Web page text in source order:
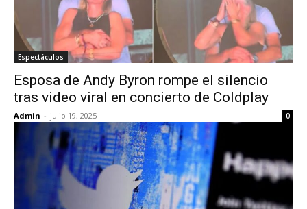
Espectáculos
Esposa de Andy Byron rompe el silencio
tras video viral en concierto de Coldplay
Admin - julio 19, 2025 0